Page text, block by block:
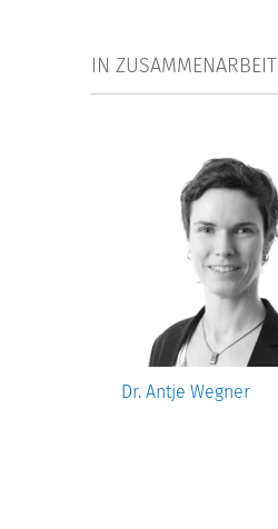
IN ZUSAMMENARBEIT
Dr. Antje Wegner